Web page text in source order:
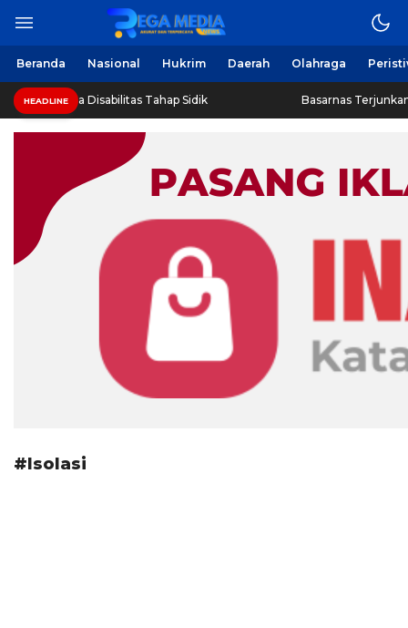
Regamedianews.com
Berita Harian Online
Beranda Nasional Hukrim Daerah Olahraga
HEADLINE
Remaja Disabilitas Tahap Sidik Basarnas Terjunkan
#Isolasi